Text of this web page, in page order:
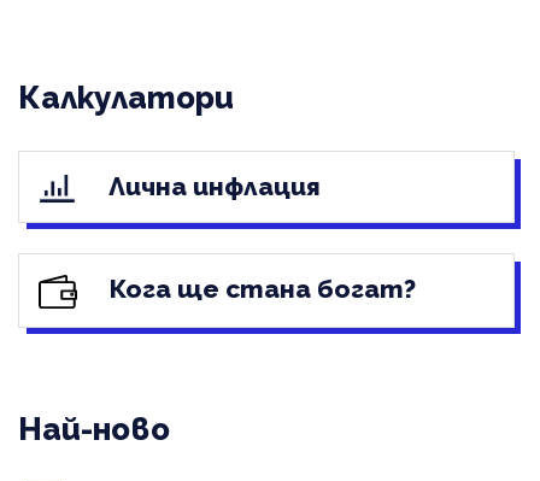
Калкулатори
Лична инфлация
Кога ще стана богат?
Най-ново